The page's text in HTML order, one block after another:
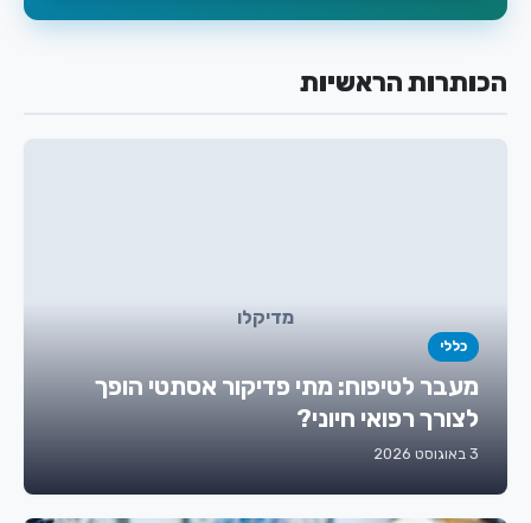
הכותרות הראשיות
מדיקלו
כללי
מעבר לטיפוח: מתי פדיקור אסתטי הופך
לצורך רפואי חיוני?
3 באוגוסט 2026